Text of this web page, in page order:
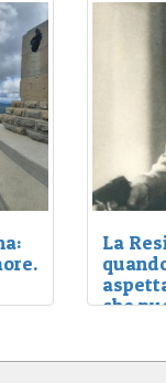
La
che
La lotta